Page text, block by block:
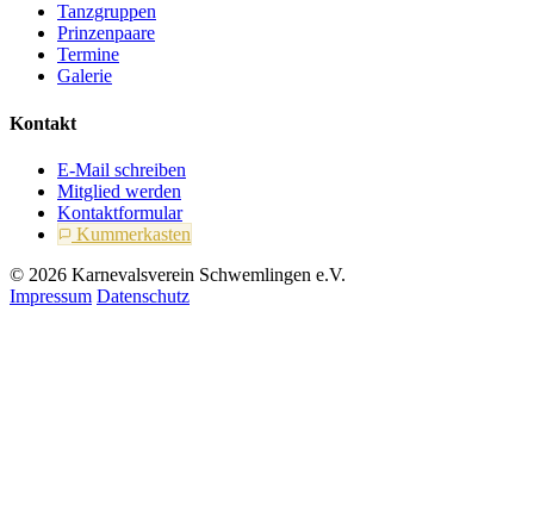
Tanzgruppen
Prinzenpaare
Termine
Galerie
Kontakt
E-Mail schreiben
Mitglied werden
Kontaktformular
Kummerkasten
© 2026 Karnevalsverein Schwemlingen e.V.
Impressum Datenschutz